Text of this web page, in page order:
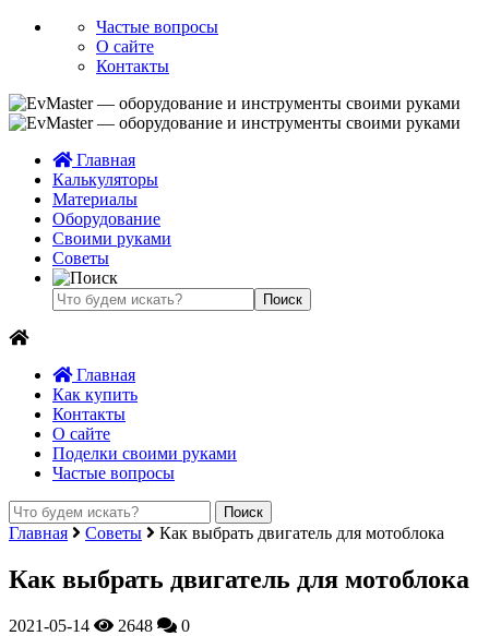
Частые вопросы
О сайте
Контакты
Главная
Калькуляторы
Материалы
Оборудование
Своими руками
Советы
Главная
Как купить
Контакты
О сайте
Поделки своими руками
Частые вопросы
Главная Советы Как выбрать двигатель для мотоблока
Как выбрать двигатель для мотоблока
2021-05-14 2648 0